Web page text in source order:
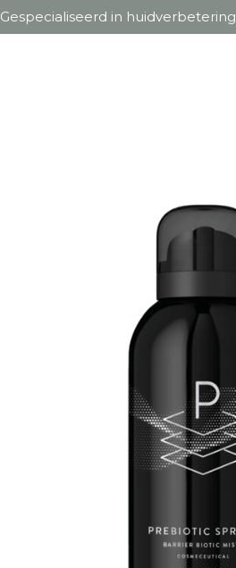
Gespecialiseerd in huidverbetering